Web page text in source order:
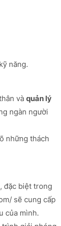
năng.
và quản lý
ngàn người
những thách
đặc biệt trong
sẽ cung cấp
của mình.